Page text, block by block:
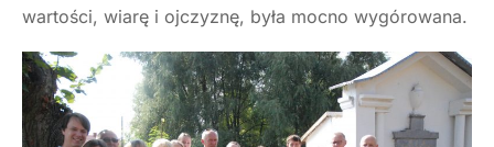
wartości, wiarę i ojczyznę, była mocno wygórowana.